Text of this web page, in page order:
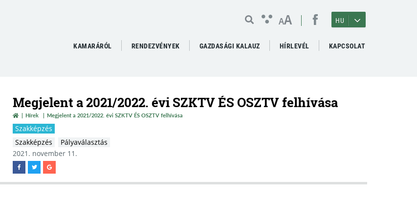
AA HU
KAMARÁRÓL RENDEZVÉNYEK GAZDASÁGI KALAUZ HÍRLEVÉL KAPCSOLAT
Megjelent a 2021/2022. évi SZKTV ÉS OSZTV felhívása
Hírek Megjelent a 2021/2022. évi SZKTV ÉS OSZTV felhívása
Szakképzés
Szakképzés
Pályaválasztás
2021. november 11.